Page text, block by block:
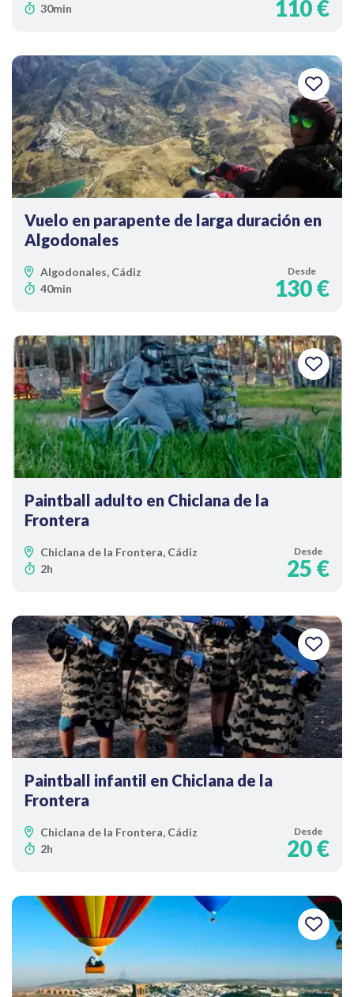
30min 110 €
Vuelo en parapente de larga duración en
Algodonales
Algodonales, Cádiz
40min
Desde
130 €
Paintball adulto en Chiclana de la
Frontera
Chiclana de la Frontera, Cádiz
2h
Desde
25 €
Paintball infantil en Chiclana de la
Frontera
Chiclana de la Frontera, Cádiz
2h
Desde
20 €